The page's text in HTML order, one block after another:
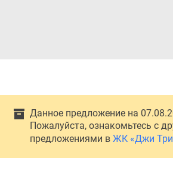
Данное предложение на
Пожалуйста, ознакомьтесь с
предложениями в ЖК «Джи Три